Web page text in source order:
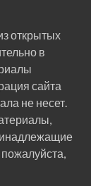
открытых
в
сайта
не несет.